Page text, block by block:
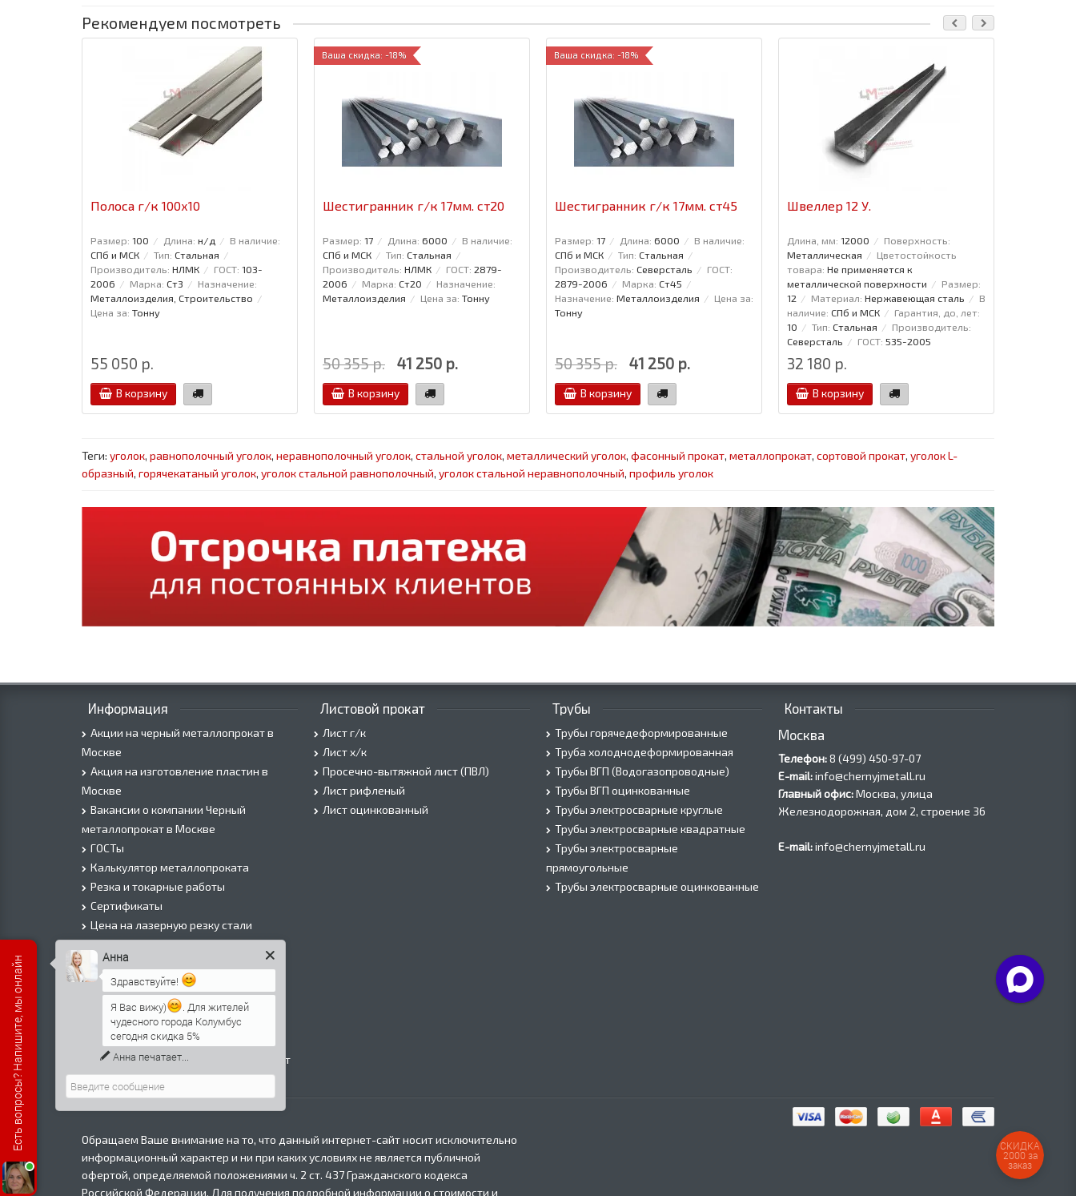
Рекомендуем посмотреть
Полоса г/к 100x10
Размер: 100 Длина: н/д
В наличие:
СПб и МСК
Тип: Стальная
Производитель: НЛМК ГОСТ: 103-
2006
Марка: Ст3
Назначение:
Металлоизделия, Строительство
Цена за: Тонну
55 050 р.
В корзину
Ваша скидка: -18%
Шестигранник г/к 17мм. ст20
Размер: 17 Длина: 6000
В наличие:
СПб и МСК
Тип: Стальная
Производитель: НЛМК ГОСТ: 2879-
2006
Марка: Ст20
Назначение:
Металлоизделия
Цена за: Тонну
50 355 р. 41 250 р.
В корзину
Ваша скидка: -18%
Шестигранник г/к 17мм. ст45
Размер: 17 Длина: 6000
В наличие:
СПб и МСК
Тип: Стальная
Производитель: Северсталь
ГОСТ:
2879-2006
Марка: Ст45
Назначение: Металлоизделия
Цена за:
Тонну
50 355 р. 41 250 р.
В корзину
Швеллер 12 У.
Длина, мм: 12000
Поверхность:
Металлическая
Цветостойкость
товара: Не применяется к
металлической поверхности
Размер:
12
Материал: Нержавеющая сталь
В
наличие: СПб и МСК
Гарантия, до, лет:
10
Тип: Стальная
Производитель:
Северсталь
ГОСТ: 535-2005
32 180 р.
В корзину
Теги: уголок, равнополочный уголок, неравнополочный уголок, стальной уголок, металлический уголок, фасонный прокат, металлопрокат, сортовой прокат, уголок L-
образный, горячекатаный уголок, уголок стальной равнополочный, уголок стальной неравнополочный, профиль уголок
Информация
Акции на черный металлопрокат в
Москве
Акция на изготовление пластин в
Москве
Вакансии о компании Черный
металлопрокат в Москве
ГОСТы
Калькулятор металлопроката
Резка и токарные работы
Сертификаты
Цена на лазерную резку стали
Цена на плазменую резку стали
Цена на резку газом или болгаркой
О Компании
Информация о доставке
Политика безопасности
Контакты
Прайс лист на черный металлопрокат
в Москве
Листовой прокат
Лист г/к
Лист х/к
Просечно-вытяжной лист (ПВЛ)
Лист рифленый
Лист оцинкованный
Трубы
Трубы горячедеформированные
Труба холоднодеформированная
Трубы ВГП (Водогазопроводные)
Трубы ВГП оцинкованные
Трубы электросварные круглые
Трубы электросварные квадратные
Трубы электросварные
прямоугольные
Трубы электросварные оцинкованные
Контакты
Москва
Телефон:8 (499) 450‑97-07
E-mail:info@chernyjmetall.ru
Главный офис:Москва, улица
Железнодорожная, дом 2, строение 36
E-mail:info@chernyjmetall.ru
Обращаем Ваше внимание на то, что данный интернет-сайт носит исключительно
информационный характер и ни при каких условиях не является публичной
офертой, определяемой положениями ч. 2 ст. 437 Гражданского кодекса
Российской Федерации. Для получения подробной информации о стоимости и
СКИДКА
2000 за
заказ
Есть вопросы? Напишите, мы онлайн Анна
Здравствуйте!
Я Вас вижу)
. Для жителей
чудесного города Колумбус
сегодня скидка 5%
Анна печатает...